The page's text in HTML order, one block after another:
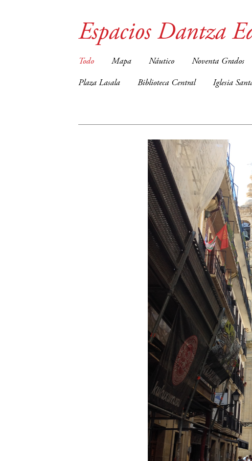
Espacios Dantza
Todo Mapa Náutico Noventa Grados
Plaza Lasala Biblioteca Central Iglesia